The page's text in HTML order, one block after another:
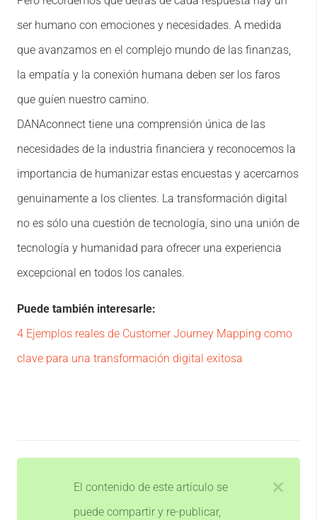
ser humano con emociones y necesidades. A medida
que avanzamos en el complejo mundo de las finanzas,
la empatía y la conexión humana deben ser los faros
que guíen nuestro camino.
DANAconnect tiene una comprensión única de las
necesidades de la industria financiera y reconocemos la
importancia de humanizar estas encuestas y acercarnos
genuinamente a los clientes. La transformación digital
no es sólo una cuestión de tecnología, sino una unión de
tecnología y humanidad para ofrecer una experiencia
excepcional en todos los canales.
Puede también interesarle:
4 Ejemplos reales de Customer Journey Mapping como
clave para una transformación digital exitosa
El contenido de este artículo se
puede compartir y re-publicar,